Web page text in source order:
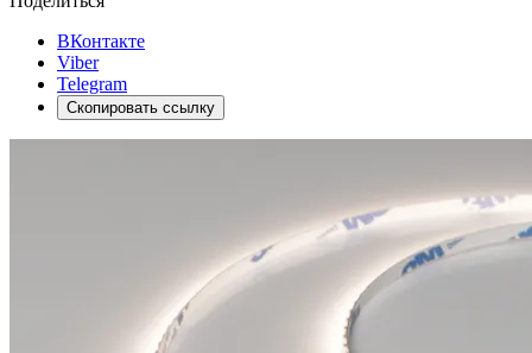
ВКонтакте
Viber
Telegram
Скопировать ссылку